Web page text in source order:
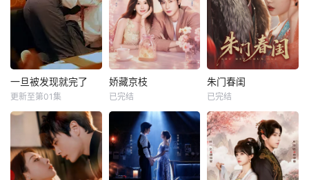
一旦被发现就完了
更新至第01集
娇藏京枝
已完结
朱门春闺
已完结